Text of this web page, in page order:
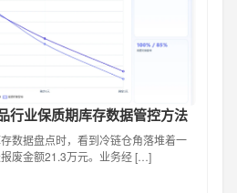
行业保质期库存数据管控方法
数据盘点时，看到冷链仓角落堆着一
废金额21.3万元。业务经 […]